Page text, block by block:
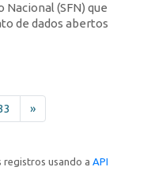
(SFN) que
de dados abertos
»
registros usando a API